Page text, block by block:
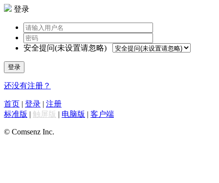
登录
安全提问(未设置请忽略)
登录
还没有注册？
首页 | 登录 | 注册
标准版 | 触屏版 | 电脑版 | 客户端
© Comsenz Inc.